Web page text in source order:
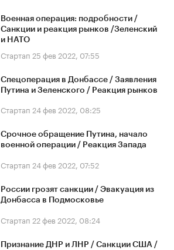
Военная операция: подробности /
Санкции и реакция рынков /Зеленский
и НАТО
Стартап 25 фев 2022, 07:55
Спецоперация в Донбассе / Заявления
Путина и Зеленского / Реакция рынков
Стартап 24 фев 2022, 08:25
Срочное обращение Путина, начало
военной операции / Реакция Запада
Стартап 24 фев 2022, 07:52
России грозят санкции / Эвакуация из
Донбасса в Подмосковье
Стартап 22 фев 2022, 08:24
Признание ДНР и ЛНР / Санкции США /